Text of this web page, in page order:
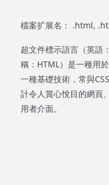
檔案扩展名： .html,
超文件標示語言（英
稱：HTML）是一種用
一種基礎技術，常與
計令人賞心悅目的網頁
用者介面。